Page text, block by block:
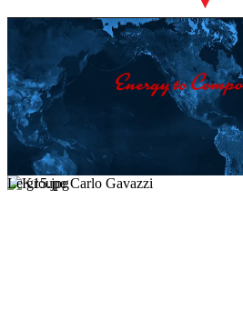
Le groupe Carlo Gavazzi